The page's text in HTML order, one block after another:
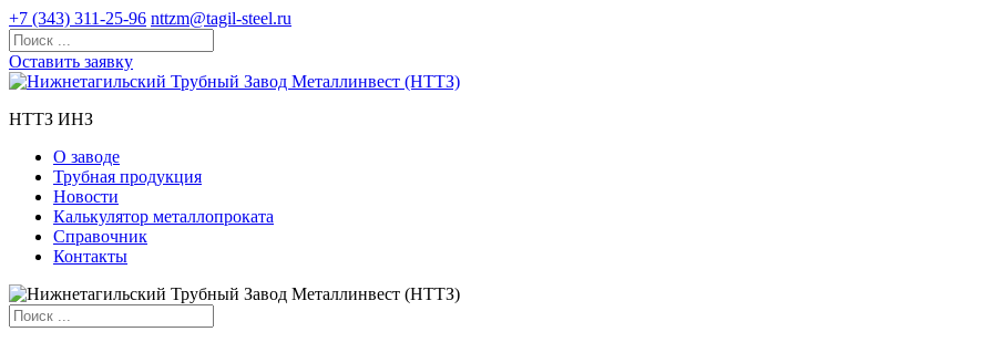
+7 (343) 311-25-96 nttzm@tagil-steel.ru
Оставить заявку
НТТЗ ИНЗ
О заводе
Трубная продукция
Новости
Калькулятор металлопроката
Справочник
Контакты